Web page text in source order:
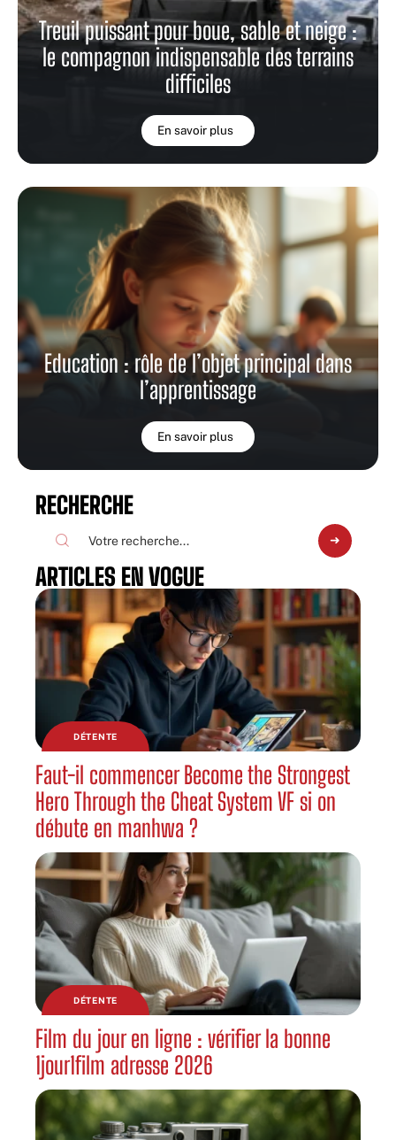
Treuil puissant pour boue, sable et neige :
le compagnon indispensable des terrains
difficiles
En savoir plus
Education : rôle de l’objet principal dans
l’apprentissage
En savoir plus
RECHERCHE
ARTICLES EN VOGUE
DÉTENTE
Faut-il commencer Become the Strongest
Hero Through the Cheat System VF si on
débute en manhwa ?
DÉTENTE
Film du jour en ligne : vérifier la bonne
1jour1film adresse 2026